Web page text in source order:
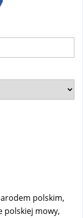
polskim,
polskiej mowy,